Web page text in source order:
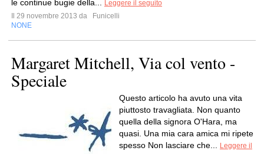
le continue bugie della...
Leggere il seguito
Il 29 novembre 2013 da
Funicelli
NONE
Margaret Mitchell, Via col vento -
Speciale
Questo articolo ha avuto una vita
piuttosto travagliata. Non quanto
quella della signora O'Hara, ma
quasi. Una mia cara amica mi ripete
spesso Non lasciare che...
Leggere il